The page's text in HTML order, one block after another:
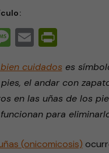
Message
Email
cuidados es
el andar con
en las uñas de los
para
(onicomicosis)